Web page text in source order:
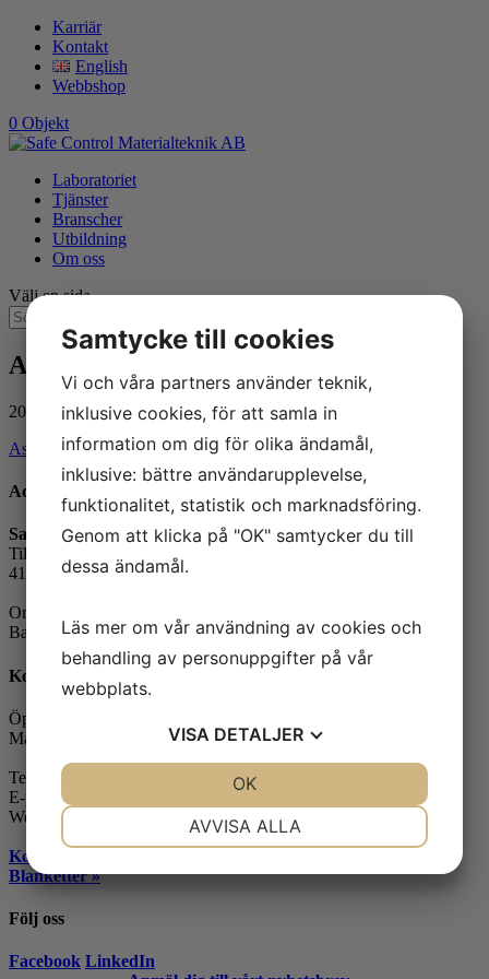
Karriär
Kontakt
English
Webbshop
0 Objekt
Laboratoriet
Tjänster
Branscher
Utbildning
Om oss
Välj en sida
Asbestanalys
2023-06-29
Asbestanalys
Adress
Safe Control Materialteknik AB
Tillgängligheten 1
417 10 Göteborg
Orgnr: 556604-7832
Bankgiro: 5104-8387
Kontakt
Öppettider:
Måndag-fredag: 07.30-16.00
Telefon: 031-65 64 70
E-post:info@safecontrol.se
Webbshop:
safecontrol.nu
Kontakta oss »
Blanketter »
Följ oss
Facebook LinkedIn
Samtycke till cookies
Vi och våra partners använder teknik,
inklusive cookies, för att samla in
information om dig för olika ändamål,
inklusive: bättre användarupplevelse,
funktionalitet, statistik och marknadsföring.
Genom att klicka på "OK" samtycker du till
dessa ändamål.
Läs mer om vår användning av cookies och
behandling av personuppgifter på vår
webbplats.
VISA DETALJER
AVVISA ALLA
OK